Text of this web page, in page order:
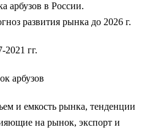
арбузов в России.
развития рынка до 2026 г.
2021 гг.
арбузов
и емкость рынка, тенденции
на рынок, экспорт и